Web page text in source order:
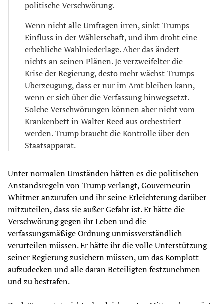
politische Verschwörung.
Wenn nicht alle Umfragen irren, sinkt Trumps
Einfluss in der Wählerschaft, und ihm droht eine
erhebliche Wahlniederlage. Aber das ändert
nichts an seinen Plänen. Je verzweifelter die
Krise der Regierung, desto mehr wächst Trumps
Überzeugung, dass er nur im Amt bleiben kann,
wenn er sich über die Verfassung hinwegsetzt.
Solche Verschwörungen können aber nicht vom
Krankenbett in Walter Reed aus orchestriert
werden. Trump braucht die Kontrolle über den
Staatsapparat.
Unter normalen Umständen hätten es die politischen
Anstandsregeln von Trump verlangt, Gouverneurin
Whitmer anzurufen und ihr seine Erleichterung darüber
mitzuteilen, dass sie außer Gefahr ist. Er hätte die
Verschwörung gegen ihr Leben und die
verfassungsmäßige Ordnung unmissverständlich
verurteilen müssen. Er hätte ihr die volle Unterstützung
seiner Regierung zusichern müssen, um das Komplott
aufzudecken und alle daran Beteiligten festzunehmen
und zu bestrafen.